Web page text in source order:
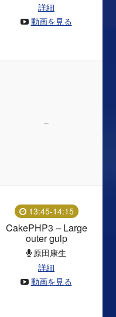
詳細
動画を見る
–
13:45-14:15
CakePHP3 – Large
outer gulp
原田康生
詳細
動画を見る